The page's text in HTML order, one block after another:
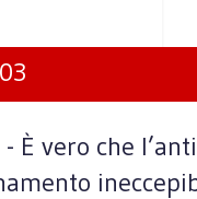
È vero che